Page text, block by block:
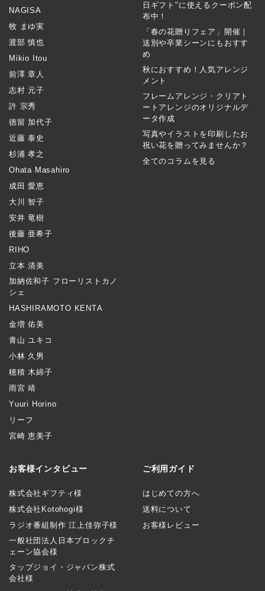
NAGISA
牧 まゆ実
渡部 慎也
Mikio Itou
前澤 章人
志村 元子
許 宗秀
徳留 加代子
近藤 泰史
杉浦 孝之
Ohata Masahiro
成田 愛恵
大川 智子
安井 竜樹
後藤 亜希子
RIHO
立本 清美
加納佐和子 フローリストカノ
シェ
HASHIRAMOTO KENTA
金増 佑美
青山 ユキコ
小林 久男
穂積 木綿子
雨宮 靖
Yuuri Horino
リーフ
宮崎 恵美子
日ギフト"に使えるクーポン配
布中！
「春の花贈りフェア」開催｜
送別や卒業シーンにもおすす
め
秋におすすめ！人気アレンジ
メント
フレームアレンジ・クリアト
ートアレンジのオリジナルデ
ータ作成
写真やイラストを印刷したお
祝い花を贈ってみませんか？
全てのコラムを見る
お客様インタビュー
株式会社ギフティ様
株式会社Kotohogi様
ラジオ番組制作 江上佳弥子様
一般社団法人日本ブロックチ
ェーン協会様
タップジョイ・ジャパン株式
会社様
ご利用ガイド
はじめての方へ
送料について
お客様レビュー